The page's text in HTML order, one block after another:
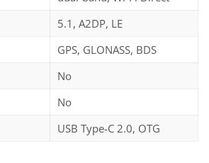
5.1, A2DP, LE
GPS, GLONASS, BDS
No
No
USB Type-C 2.0, OTG